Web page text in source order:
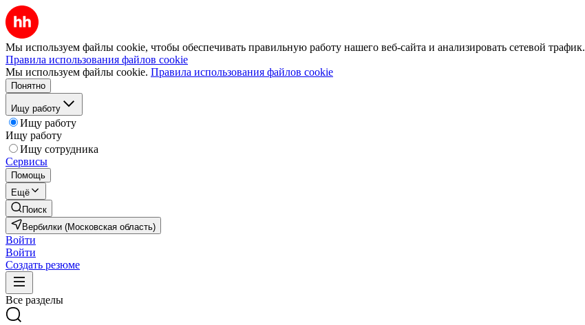
Мы используем файлы cookie, чтобы обеспечивать правильную работу нашего веб-сайта и анализировать сетевой трафик.
Правила использования файлов cookie
Мы используем файлы cookie. Правила использования файлов cookie
Понятно
Ищу работу
Ищу работу
Ищу работу
Ищу сотрудника
Сервисы
Помощь
Ещё
Поиск
Вербилки (Московская область)
Войти
Войти
Создать резюме
Все разделы